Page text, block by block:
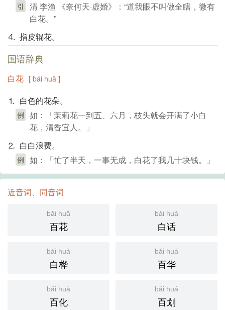
引
清 李渔 《奈何天·虚婚》：“道我眼不叫做全瞎，微有
白花。”
⒋ 指皮辊花。
国语辞典
白花 [ bái huā ]
⒈ 白色的花朵。
例 如：「茉莉花一到五、六月，枝头就会开满了小白
花，清香宜人。」
⒉ 白白浪费。
例 如：「忙了半天，一事无成，白花了我几十块钱。」
近音词、同音词
bǎi huā
百花
bái huà
白话
bái huà
白桦
bǎi huá
百华
bǎi huà
百化
bǎi huá
百划